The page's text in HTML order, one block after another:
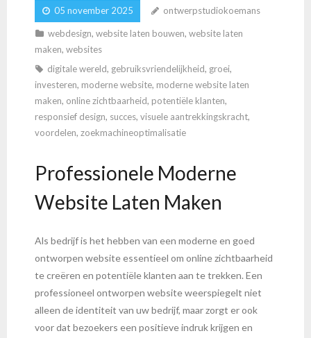
05 november 2025 ontwerpstudiokoemans
webdesign, website laten bouwen, website laten
maken, websites
digitale wereld, gebruiksvriendelijkheid, groei,
investeren, moderne website, moderne website laten
maken, online zichtbaarheid, potentiële klanten,
responsief design, succes, visuele aantrekkingskracht,
voordelen, zoekmachineoptimalisatie
Professionele Moderne
Website Laten Maken
Als bedrijf is het hebben van een moderne en goed
ontworpen website essentieel om online zichtbaarheid
te creëren en potentiële klanten aan te trekken. Een
professioneel ontworpen website weerspiegelt niet
alleen de identiteit van uw bedrijf, maar zorgt er ook
voor dat bezoekers een positieve indruk krijgen en